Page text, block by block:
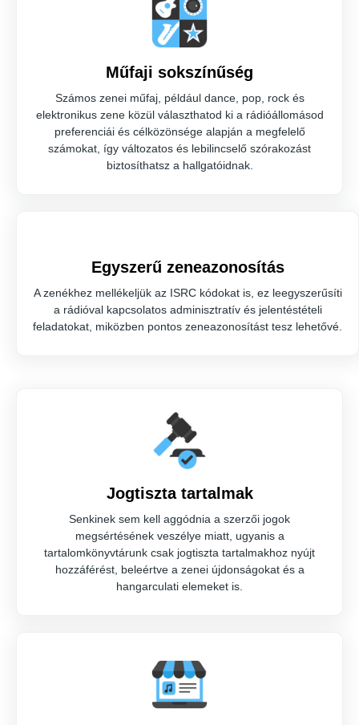
Műfaji sokszínűség
Számos zenei műfaj, például dance, pop, rock és
elektronikus zene közül választhatod ki a rádióállomásod
preferenciái és célközönsége alapján a megfelelő
számokat, így változatos és lebilincselő szórakozást
biztosíthatsz a hallgatóidnak.
Egyszerű zeneazonosítás
A zenékhez mellékeljük az ISRC kódokat is, ez leegyszerűsíti
a rádióval kapcsolatos adminisztratív és jelentéstételi
feladatokat, miközben pontos zeneazonosítást tesz lehetővé.
Jogtiszta tartalmak
Senkinek sem kell aggódnia a szerzői jogok
megsértésének veszélye miatt, ugyanis a
tartalomkönyvtárunk csak jogtiszta tartalmakhoz nyújt
hozzáférést, beleértve a zenei újdonságokat és a
hangarculati elemeket is.